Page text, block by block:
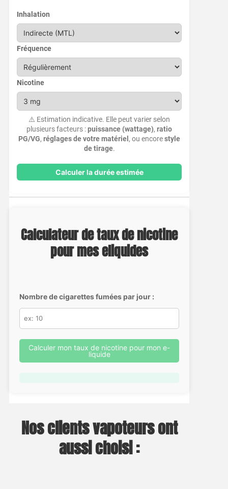
Inhalation
Fréquence
Nicotine
⚠️ Estimation indicative. Elle peut varier selon
plusieurs facteurs :puissance (wattage),ratio
PG/VG,réglages de votre matériel , ou encorestyle
de tirage.
Calculer la durée estimée
Calculateur de taux de nicotine
pour mes eliquides
Nombre de cigarettes fumées par jour :
Calculer mon taux de nicotine pour mon e-
liquide
Nos clients vapoteurs ont
aussi choisi :